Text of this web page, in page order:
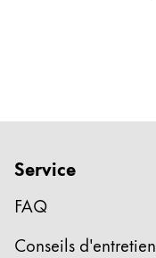
Service
FAQ
Conseils d'entretien